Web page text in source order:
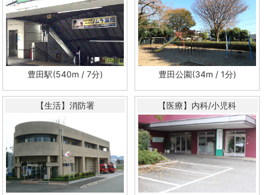
豊田駅(540m / 7分) 豊田公園(34m / 1分)
【生活】消防署 【医療】内科/小児科